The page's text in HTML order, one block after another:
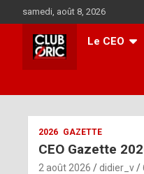
to
content
samedi, août 8, 2026
Le CEO
2026 GAZETTE
CEO Gazette
2 août 2026 didier_v